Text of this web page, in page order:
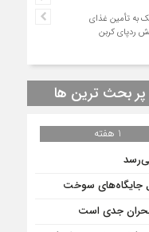
به تأمین غذای
ردپای کربن
پر بحث ترین ها
1 هفته
جایگاه‌های سوخت
جدی است